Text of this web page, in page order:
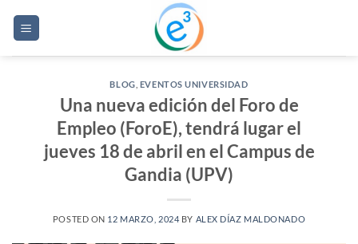
BLOG EVENTOS UNIVERSIDAD
Una nueva edición del Foro de
Empleo (ForoE), tendrá lugar el
jueves 18 de abril en el Campus de
Gandia (UPV)
POSTED ON 12 MARZO, 2024 BY ALEX DÍAZ MALDONADO